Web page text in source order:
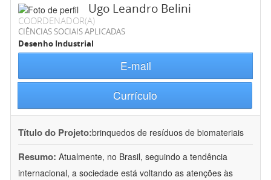
Ugo Leandro Belini
COORDENADOR(A)
CIÊNCIAS SOCIAIS APLICADAS
Desenho Industrial
E-mail
Currículo
Título do Projeto:brinquedos de resíduos de biomateriais
Resumo: Atualmente, no Brasil, seguindo a tendência
internacional, a sociedade está voltando as atenções às